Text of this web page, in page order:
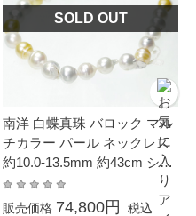
SOLD OUT
南洋 白蝶真珠 バロック マル
チカラー パール ネックレス
約10.0-13.5mm 約43cm シル
バー SV 結婚式 冠婚葬祭 葬
儀 フォーマル パーティー カ
販売価格 74,800円 税込